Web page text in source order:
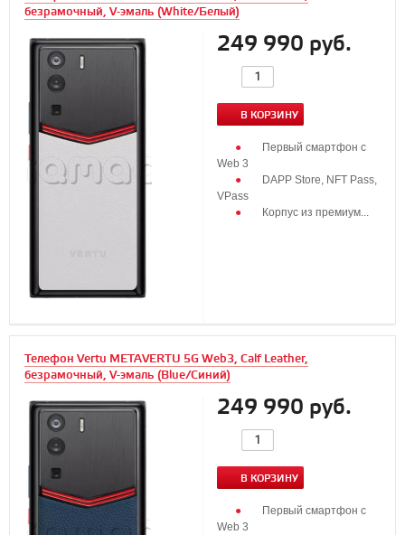
безрамочный, V-эмаль (White/Белый)
249 990 руб.
В КОРЗИНУ
Первый смартфон с
Web 3
DAPP Store, NFT Pass,
VPass
Корпус из премиум...
Телефон Vertu METAVERTU 5G Web3, Calf Leather,
безрамочный, V-эмаль (Blue/Синий)
249 990 руб.
В КОРЗИНУ
Первый смартфон с
Web 3